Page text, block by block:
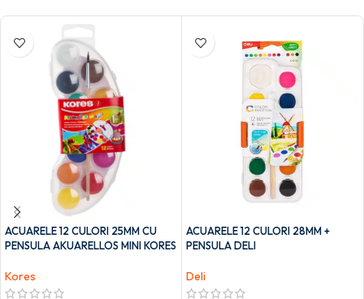
ACUARELE 12 CULORI 25MM CU
PENSULA AKUARELLOS MINI KORES
Kores
ACUARELE 12 CULORI 28MM +
PENSULA DELI
Deli